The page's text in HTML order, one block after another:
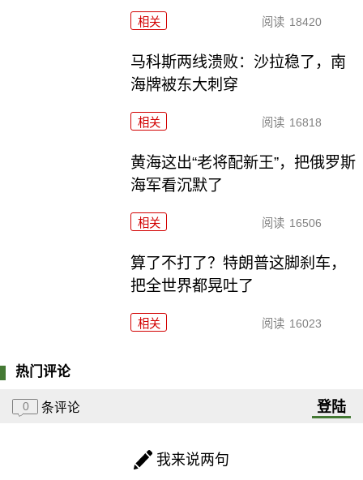
相关 阅读 18420
马科斯两线溃败：沙拉稳了，南
海牌被东大刺穿
相关 阅读 16818
黄海这出“老将配新王”，把俄罗斯
海军看沉默了
相关 阅读 16506
算了不打了？特朗普这脚刹车，
把全世界都晃吐了
相关 阅读 16023
热门评论
0 条评论 登陆
我来说两句